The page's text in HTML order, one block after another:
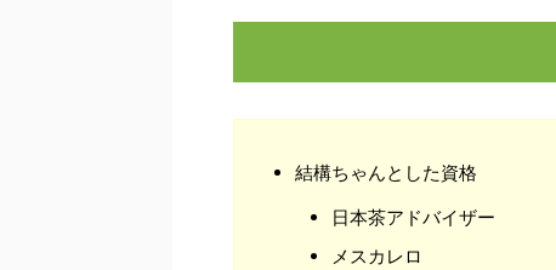
結構ちゃんとした資格
日本茶アドバイザー
メスカレロ